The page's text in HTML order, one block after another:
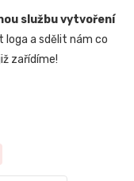
službu vytvoření
loga a sdělit nám co
zařídíme!